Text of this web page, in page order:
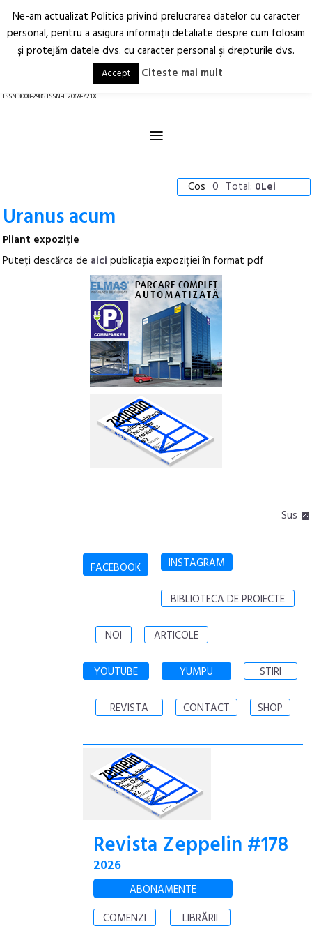
Arhitectură.
Oraș.
RO EN
ISSN 3008-2986 ISSN-L 2069-721X
≡
Cos 0 Total: 0Lei
Uranus acum
Pliant expoziție
Puteți descărca deaicipublicația expoziției în format pdf
Sus
FACEBOOK INSTAGRAM
BIBLIOTECA DE PROIECTE
NOI ARTICOLE
YOUTUBE YUMPU STIRI
REVISTA CONTACT SHOP
Revista Zeppelin #178
2026
ABONAMENTE
COMENZI
LIBRĂRII
Ne-am actualizat Politica privind prelucrarea datelor cu caracter
personal, pentru a asigura informaţii detaliate despre cum folosim
şi protejăm datele dvs. cu caracter personal şi drepturile dvs.
Accept Citeste mai mult